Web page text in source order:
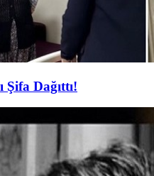
Dağıttı!